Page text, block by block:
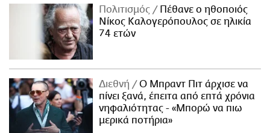
Πολιτισμός
Πέθανε ο ηθοποιός
Νίκος Καλογερόπουλος σε ηλικία
74 ετών
Διεθνή
Ο Μπραντ Πιτ άρχισε να
πίνει ξανά, έπειτα από επτά χρόνια
νηφαλιότητας - «Μπορώ να πιω
μερικά ποτήρια»